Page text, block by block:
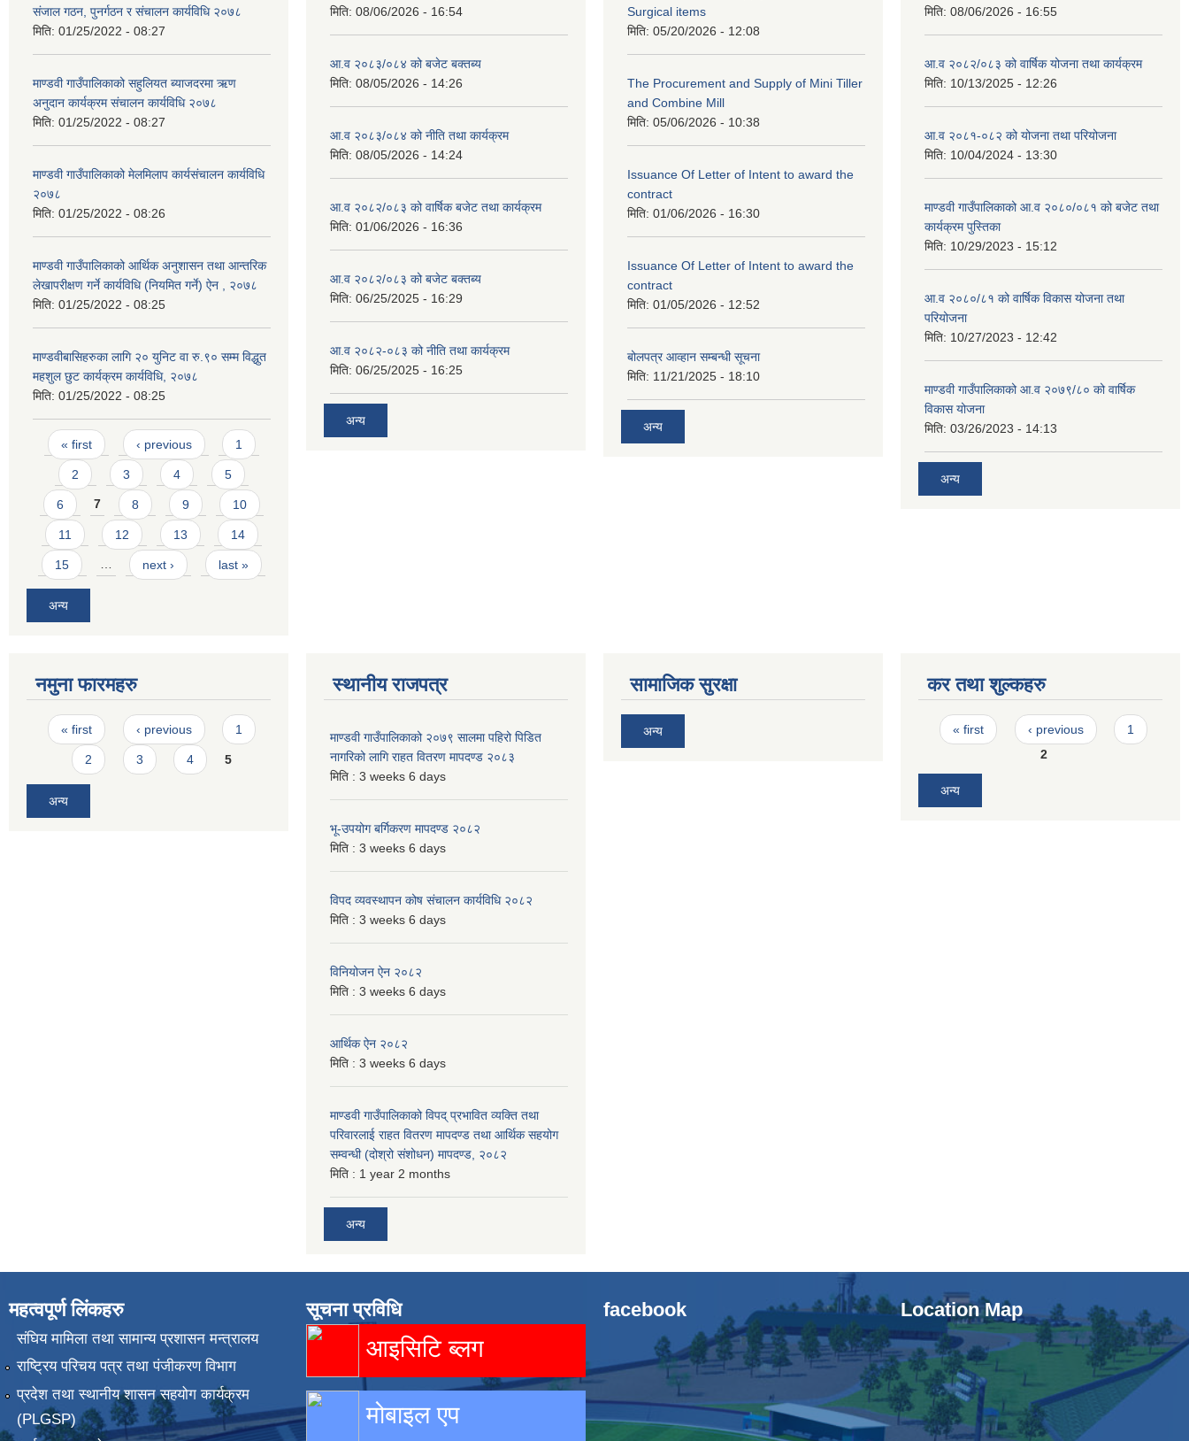
संजाल गठन, पुनर्गठन र संचालन कार्यविधि २०७८
मिति: 01/25/2022 - 08:27
माण्डवी गाउँपालिकाको सहुलियत ब्याजदरमा ऋण
अनुदान कार्यक्रम संचालन कार्यविधि २०७८
मिति: 01/25/2022 - 08:27
माण्डवी गाउँपालिकाको मेलमिलाप कार्यसंचालन कार्यविधि
२०७८
मिति: 01/25/2022 - 08:26
माण्डवी गाउँपालिकाको आर्थिक अनुशासन तथा आन्तरिक
लेखापरीक्षण गर्ने कार्यविधि (नियमित गर्ने) ऐन , २०७८
मिति: 01/25/2022 - 08:25
माण्डवीबासिहरुका लागि २० युनिट वा रु.९० सम्म विद्धुत
महशुल छुट कार्यक्रम कार्यविधि, २०७८
मिति: 01/25/2022 - 08:25
Pages
« first ‹ previous 1
2 3 4 5
6 7 8 9 10
11 12 13 14
15 … next › last »
अन्य
मिति: 08/06/2026 - 16:54
आ.व २०८३/०८४ को बजेट बक्तब्य
मिति: 08/05/2026 - 14:26
आ.व २०८३/०८४ को नीति तथा कार्यक्रम
मिति: 08/05/2026 - 14:24
आ.व २०८२/०८३ को वार्षिक बजेट तथा कार्यक्रम
मिति: 01/06/2026 - 16:36
आ.व २०८२/०८३ को बजेट बक्तब्य
मिति: 06/25/2025 - 16:29
आ.व २०८२-०८३ को नीति तथा कार्यक्रम
मिति: 06/25/2025 - 16:25
अन्य
Surgical items
मिति: 05/20/2026 - 12:08
The Procurement and Supply of Mini Tiller
and Combine Mill
मिति: 05/06/2026 - 10:38
Issuance Of Letter of Intent to award the
contract
मिति: 01/06/2026 - 16:30
Issuance Of Letter of Intent to award the
contract
मिति: 01/05/2026 - 12:52
बोलपत्र आव्हान सम्बन्धी सूचना
मिति: 11/21/2025 - 18:10
अन्य
मिति: 08/06/2026 - 16:55
आ.व २०८२/०८३ को वार्षिक योजना तथा कार्यक्रम
मिति: 10/13/2025 - 12:26
आ.व २०८१-०८२ को योजना तथा परियोजना
मिति: 10/04/2024 - 13:30
माण्डवी गाउँपालिकाको आ.व २०८०/०८१ को बजेट तथा
कार्यक्रम पुस्तिका
मिति: 10/29/2023 - 15:12
आ.व २०८०/८१ को वार्षिक विकास योजना तथा
परियोजना
मिति: 10/27/2023 - 12:42
माण्डवी गाउँपालिकाको आ.व २०७९/८० को वार्षिक
विकास योजना
मिति: 03/26/2023 - 14:13
अन्य
नमुना फारमहरु
Pages
« first ‹ previous 1
2 3 4 5
अन्य
स्थानीय राजपत्र
माण्डवी गाउँपालिकाको २०७९ सालमा पहिरो पिडित
नागरिको लागि राहत वितरण मापदण्ड २०८३
मिति : 3 weeks 6 days
भू-उपयोग बर्गिकरण मापदण्ड २०८२
मिति : 3 weeks 6 days
विपद व्यवस्थापन कोष संचालन कार्यविधि २०८२
मिति : 3 weeks 6 days
विनियोजन ऐन २०८२
मिति : 3 weeks 6 days
आर्थिक ऐन २०८२
मिति : 3 weeks 6 days
माण्डवी गाउँपालिकाको विपद् प्रभावित व्यक्ति तथा
परिवारलाई राहत वितरण मापदण्ड तथा आर्थिक सहयोग
सम्वन्धी (दोश्रो संशोधन) मापदण्ड, २०८२
मिति : 1 year 2 months
अन्य
सामाजिक सुरक्षा
अन्य
कर तथा शुल्कहरु
Pages
« first ‹ previous
1
2
अन्य
महत्वपूर्ण लिंकहरु
संघिय मामिला तथा सामान्य प्रशासन मन्त्रालय
राष्ट्रिय परिचय पत्र तथा पंजीकरण विभाग
प्रदेश तथा स्थानीय शासन सहयोग कार्यक्रम
(PLGSP)
सूचना प्रविधि
आइसिटि ब्लग
मोबाइल एप
facebook Location Map